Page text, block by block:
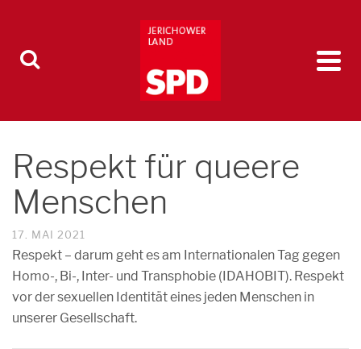
Respekt für queere
Menschen
17. MAI 2021
Respekt – darum geht es am Internationalen Tag gegen
Homo-, Bi-, Inter- und Transphobie (IDAHOBIT). Respekt
vor der sexuellen Identität eines jeden Menschen in
unserer Gesellschaft.